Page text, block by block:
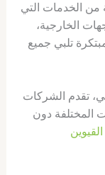
الخدمات التي
الخارجية،
تلبي جميع
تقدم الشركات
المختلفة دون